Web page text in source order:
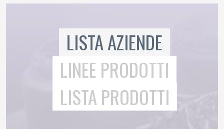
LISTA AZIENDE
LINEE PRODOTTI
LISTA PRODOTTI